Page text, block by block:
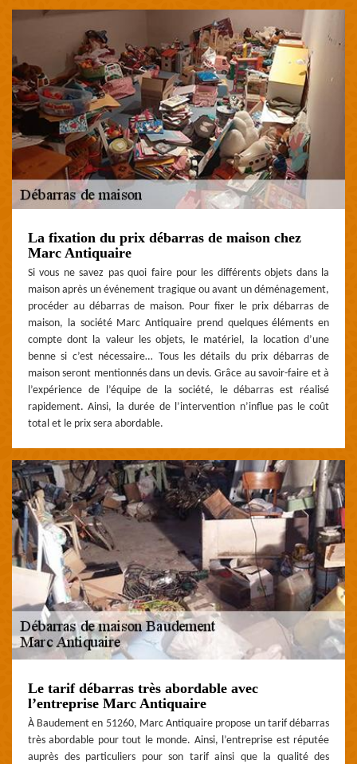
La fixation du prix débarras de maison chez
Marc Antiquaire
Si vous ne savez pas quoi faire pour les différents objets dans la
maison après un événement tragique ou avant un déménagement,
procéder au débarras de maison. Pour fixer le prix débarras de
maison, la société Marc Antiquaire prend quelques éléments en
compte dont la valeur les objets, le matériel, la location d’une
benne si c’est nécessaire… Tous les détails du prix débarras de
maison seront mentionnés dans un devis. Grâce au savoir-faire et à
l’expérience de l’équipe de la société, le débarras est réalisé
rapidement. Ainsi, la durée de l’intervention n’influe pas le coût
total et le prix sera abordable.
Le tarif débarras très abordable avec
l’entreprise Marc Antiquaire
À Baudement en 51260, Marc Antiquaire propose un tarif débarras
très abordable pour tout le monde. Ainsi, l’entreprise est réputée
auprès des particuliers pour son tarif ainsi que la qualité des